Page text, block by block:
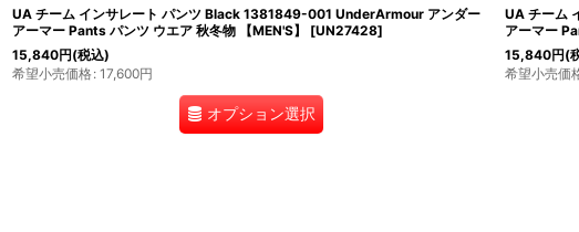
UA チーム インサレート パンツ Black 1381849-001 UnderArmour アンダー
アーマー Pants パンツ ウエア 秋冬物 【MEN'S】
[UN27428]
15,840円(税込)
希望小売価格: 17,600円
オプション選択
UA チーム
アーマー
15,840円(
希望小売価